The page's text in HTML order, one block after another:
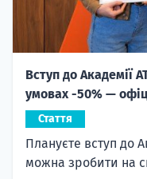
Вступ до Академії
умовах -50% —
Стаття
Плануєте вступ до
можна зробити на